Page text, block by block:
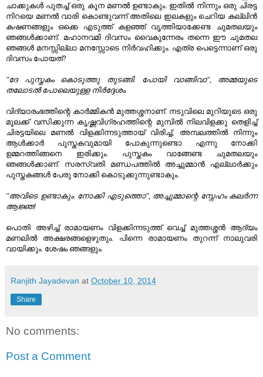
ചാക്കുകൾ പുതച്ച് ഒരു കൂന മണൽ ഉണ്ടാകും. ഇതിൽ നിന്നും ഒരു ചിരട്ട
നിറയെ മണൽ വാരി കൊണ്ടുവന്ന് അതിലെ ഇലകളും ചെറിയ കല്ലിൻ
കഷണങ്ങളും ഒക്കെ എടുത്ത് കളഞ്ഞ് വൃത്തിയാക്കേണ്ട ചുമതലയും
ഞങ്ങൾക്കാണ്. മഹാനവമി ദിവസം വൈകുന്നേരം തന്നെ ഈ ചുമതല
ഞങ്ങൾ മനസ്സില്ലാ മനസ്സോടെ നിർവഹിക്കും. എത്ര പെട്ടെന്നാണ് ഒരു
ദിവസം പോയത്?
"ദേ പുസ്തകം കൊടുത്തു തുടങ്ങി. പോയി വാങ്ങിവാ", അമ്മയുടെ
തലോടൽ പോലെയുള്ള നിർദ്ദേശം.
വിദ്യാരംഭത്തിന്റെ കാർമ്മികൻ മുത്തശ്ശനാണ്. നടുവിലെ മുറിയുടെ ഒരു
മൂലക്ക് വസിക്കുന്ന കൃഷ്ണവിഗ്രഹത്തിന്റെ മുമ്പിൽ നിലവിളക്കു തെളിച്ച്
ചിരട്ടയിലെ മണൽ വിളക്കിന്നടുത്തായ് വിരിച്ച്, അമ്പലത്തിൽ നിന്നും
ആൾക്കാർ പുസ്തകവുമായി പോകുന്നുണ്ടൊ എന്നു നോക്കി
ഉമ്മറത്തിങ്ങനെ ഇരിക്കും. പുസ്തകം വാങ്ങേണ്ട ചുമതലയും
ഞങ്ങൾക്കാണ്. സരസ്വതി മണ്ഡപത്തിൽ അച്ചുമ്മാൻ എല്ലാർക്കും
പുസ്തകങ്ങൾ പേരു നോക്കി കൊടുക്കുന്നുണ്ടാകും.
"അവിടെ ഉണ്ടാകും. നോക്കി എടുത്തൊ", അച്ചുമ്മാന്റെ സ്നേഹം കലർന്ന
ആജ്ഞ!
പൊതി അഴിച്ച് രാമായണം വിളക്കിന്നടുത്ത് വെച്ച് മുത്തശ്ശൻ ആദ്യം
മണലിൽ അക്ഷരങ്ങളെഴുതും. പിന്നെ രാമായണം തുറന്ന് നാലുവരി
വായിക്കും. ശേഷം ഞങ്ങളും.
Ranjith Jayadevan at October 10, 2014
Share
No comments:
Post a Comment